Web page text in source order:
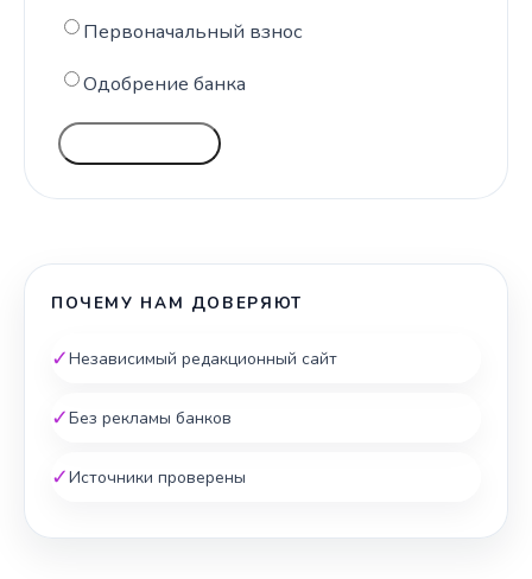
Первоначальный взнос
Одобрение банка
ПОЧЕМУ НАМ ДОВЕРЯЮТ
✓Независимый редакционный сайт
✓Без рекламы банков
✓Источники проверены